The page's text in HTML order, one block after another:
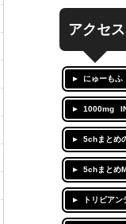
アクセ
にゅーもふ
1000mg
5chまとめ
5chまとめ
トリビアン